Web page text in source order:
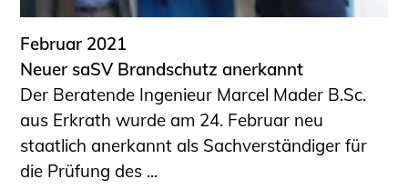
Februar 2021
Neuer saSV Brandschutz anerkannt
Der Beratende Ingenieur Marcel Mader B.Sc.
aus Erkrath wurde am 24. Februar neu
staatlich anerkannt als Sachverständiger für
die Prüfung des ...